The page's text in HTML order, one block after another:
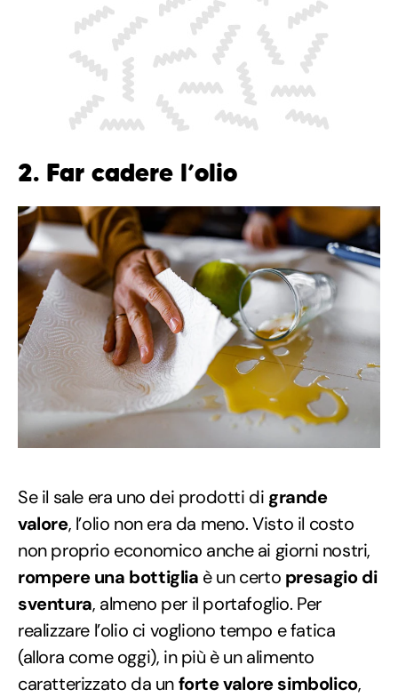
2. Far cadere l’olio
Se il sale era uno dei prodotti di grande
valore, l’olio non era da meno. Visto il costo
non proprio economico anche ai giorni nostri,
rompere una bottiglia è un certo presagio di
sventura, almeno per il portafoglio. Per
realizzare l’olio ci vogliono tempo e fatica
(allora come oggi), in più è un alimento
caratterizzato da unforte valore simbolico,